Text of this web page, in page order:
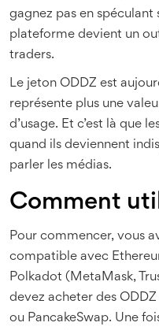
gagnez pas en spéculant
plateforme devient un
traders.
Le jeton ODDZ est
représente plus une
d’usage. Et c’est là que
quand ils deviennent
parler les médias.
Comment
Pour commencer, vous
compatible avec
Polkadot (MetaMask,
devez acheter des
ou PancakeSwap. Une